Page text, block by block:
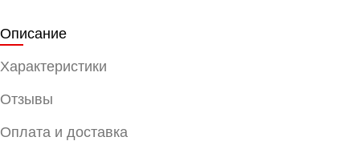
Описание
Характеристики
Отзывы
Оплата и доставка